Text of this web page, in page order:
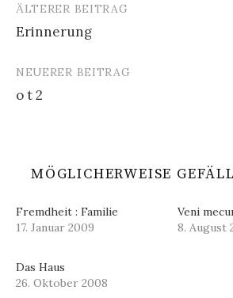
Beitrags-
Navigation
ÄLTERER BEITRAG
Erinnerung
NEUERER BEITRAG
o t 2
MÖGLICHERWEISE
Fremdheit : Familie
17. Januar 2009
Veni
8. August
Das Haus
26. Oktober 2008